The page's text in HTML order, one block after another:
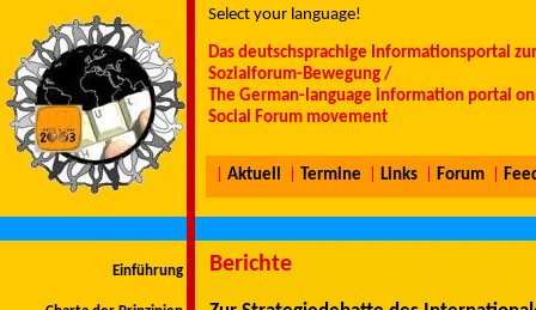
Select your language!
Das deutschsprachige Informationsportal
Sozialforum-Bewegung /
The German-language information portal
Social Forum movement
Aktuell Termine Links Forum
Einführung Berichte